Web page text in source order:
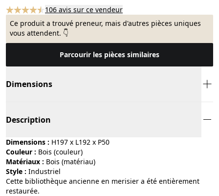
106 avis sur ce vendeur
Ce produit a trouvé preneur, mais d'autres pièces uniques
vous attendent. 👇
Parcourir les pièces similaires
Dimensions
Description
Dimensions : H197 x L192 x P50
Couleur :
bois (couleur)
Matériaux :
bois (matériau)
Style : industriel
Cette bibliothèque ancienne en merisier a été entièrement
restaurée.